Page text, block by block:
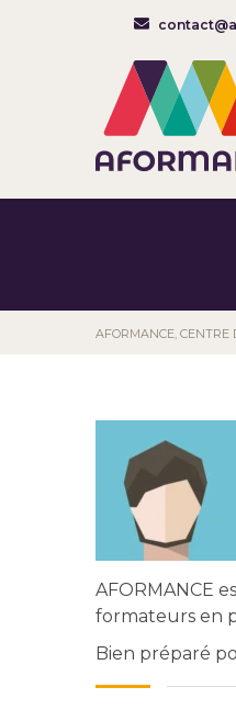
AFORMANCE,
AFORMANCE
formateurs en
Bien préparé